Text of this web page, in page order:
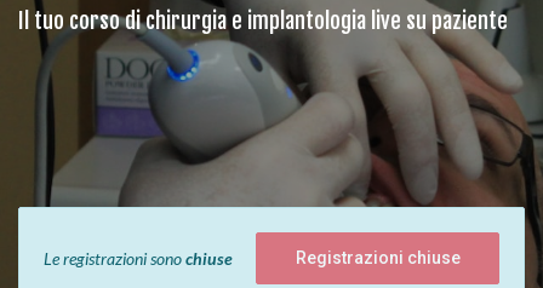
Il tuo corso di chirurgia e implantologia live su paziente
Le registrazioni sonochiuse Registrazioni chiuse